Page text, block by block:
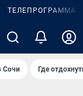
ТЕЛЕПРОГРАММА
Сочи Где